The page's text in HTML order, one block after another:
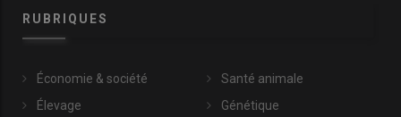
RUBRIQUES
Économie & société
Élevage
Santé animale
Génétique